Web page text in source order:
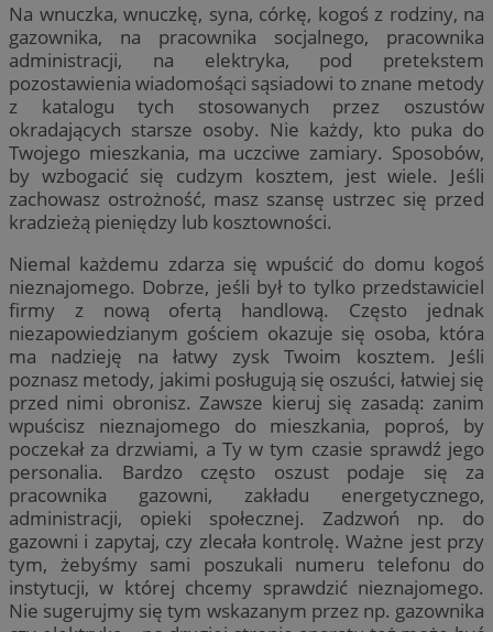
Na wnuczka, wnuczkę, syna, córkę, kogoś z rodziny, na
gazownika, na pracownika socjalnego, pracownika
administracji, na elektryka, pod pretekstem
pozostawienia wiadomośąci sąsiadowi to znane metody
z katalogu tych stosowanych przez oszustów
okradających starsze osoby. Nie każdy, kto puka do
Twojego mieszkania, ma uczciwe zamiary. Sposobów,
by wzbogacić się cudzym kosztem, jest wiele. Jeśli
zachowasz ostrożność, masz szansę ustrzec się przed
kradzieżą pieniędzy lub kosztowności.
Niemal każdemu zdarza się wpuścić do domu kogoś
nieznajomego. Dobrze, jeśli był to tylko przedstawiciel
firmy z nową ofertą handlową. Często jednak
niezapowiedzianym gościem okazuje się osoba, która
ma nadzieję na łatwy zysk Twoim kosztem. Jeśli
poznasz metody, jakimi posługują się oszuści, łatwiej się
przed nimi obronisz. Zawsze kieruj się zasadą: zanim
wpuścisz nieznajomego do mieszkania, poproś, by
poczekał za drzwiami, a Ty w tym czasie sprawdź jego
personalia. Bardzo często oszust podaje się za
pracownika gazowni, zakładu energetycznego,
administracji, opieki społecznej. Zadzwoń np. do
gazowni i zapytaj, czy zlecała kontrolę. Ważne jest przy
tym, żebyśmy sami poszukali numeru telefonu do
instytucji, w której chcemy sprawdzić nieznajomego.
Nie sugerujmy się tym wskazanym przez np. gazownika